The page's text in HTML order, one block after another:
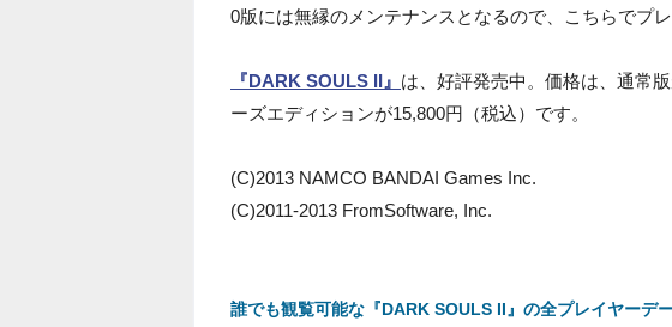
0版には無縁のメンテナンスとなるので、こちらでプ
『DARK SOULS II』 は、好評発売中。価格は、通常
ーズエディションが15,800円（税込）です。
(C)2013 NAMCO BANDAI Games Inc.
(C)2011-2013 FromSoftware, Inc.
誰でも観覧可能な『DARK SOULS II』の全プレイヤーデ